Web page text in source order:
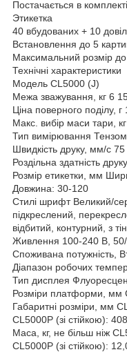
Постачається в
Этикетка
40 вбудованих + 10
Встановлення до 5
Максимальний розмір
Технічні характеристики
Модель CL5000 (J)
Межа зважування, кг 6
Ціна поверного поділу, г
Макс. вибір маси
Тип вимірювання
Швидкість друку, мм/с 75
Роздільна здатність
Розмір етикетки, мм
Довжина: 30-120
Стилі шрифт Великий/
підкреслений,
відбитий, контурний, з
Живлення 100-240 В,
Споживана потужність,
Діапазон робочих
Тип дисплея
Розміри платформи, мм
Габаритні розміри, мм
CL5000P (зі стійкою):
Маса, кг, не більш ніж
CL5000P (зі стійкою):